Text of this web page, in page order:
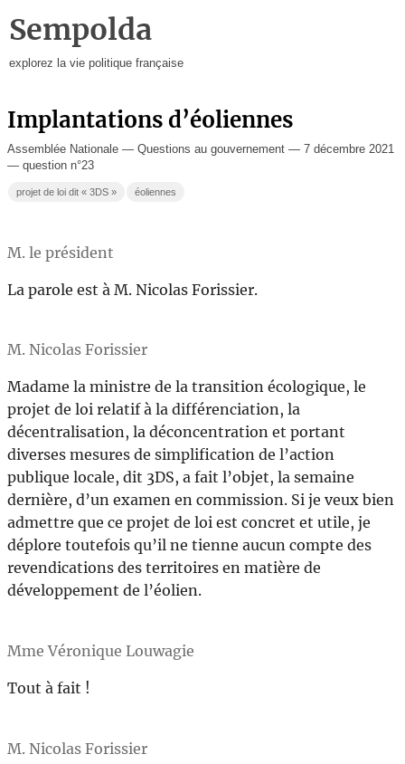
Sempolda
explorez la vie politique française
Implantations d’éoliennes
Assemblée Nationale — Questions au gouvernement — 7 décembre 2021
— question n°23
projet de loi dit « 3DS » éoliennes
M. le président
La parole est à M. Nicolas Forissier.
M. Nicolas Forissier
Madame la ministre de la transition écologique, le
projet de loi relatif à la différenciation, la
décentralisation, la déconcentration et portant
diverses mesures de simplification de l’action
publique locale, dit 3DS, a fait l’objet, la semaine
dernière, d’un examen en commission. Si je veux bien
admettre que ce projet de loi est concret et utile, je
déplore toutefois qu’il ne tienne aucun compte des
revendications des territoires en matière de
développement de l’éolien.
Mme Véronique Louwagie
Tout à fait !
M. Nicolas Forissier